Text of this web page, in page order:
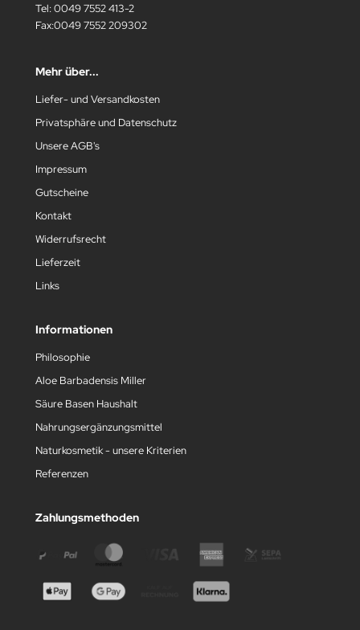
Tel: 0049 7552 413-2
Fax:0049 7552 209302
Mehr über...
Liefer- und Versandkosten
Privatsphäre und Datenschutz
Unsere AGB's
Impressum
Gutscheine
Kontakt
Widerrufsrecht
Lieferzeit
Links
Informationen
Philosophie
Aloe Barbadensis Miller
Säure Basen Haushalt
Nahrungsergänzungsmittel
Naturkosmetik - unsere Kriterien
Referenzen
Zahlungsmethoden